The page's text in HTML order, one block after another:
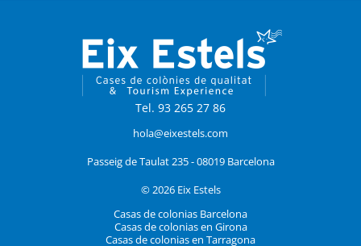
Tel. 93 265 27 86
hola@eixestels.com
Passeig de Taulat 235 - 08019 Barcelona
© 2026 Eix Estels
Casas de colonias Barcelona
Casas de colonias en Girona
Casas de colonias en Tarragona